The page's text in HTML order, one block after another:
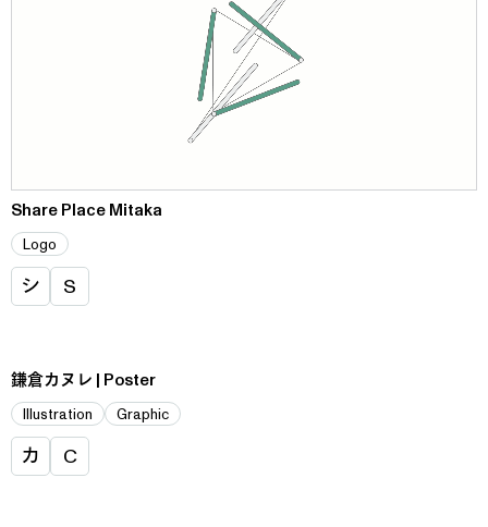
Share Place Mitaka
Logo
シ S
鎌倉カヌレ | Poster
Illustration Graphic
カ C